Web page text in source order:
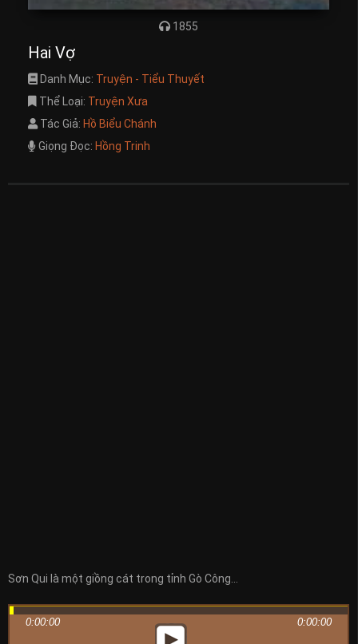
1855
Hai Vợ
Danh Mục: Truyện - Tiểu Thuyết
Thể Loại: Truyện Xưa
Tác Giả: Hồ Biểu Chánh
Giọng Đọc: Hồng Trinh
Sơn Qui là một giồng cát trong tỉnh Gò Công…
0:00:00 0:00:00